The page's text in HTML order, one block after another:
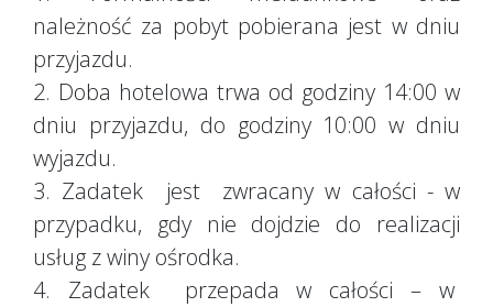
należność za pobyt pobierana jest w dniu
przyjazdu.
2. Doba hotelowa trwa od godziny 14:00 w
dniu przyjazdu, do godziny 10:00 w dniu
wyjazdu.
3. Zadatek jest zwracany w całości - w
przypadku, gdy nie dojdzie do realizacji
usług z winy ośrodka.
4. Zadatek przepada w całości – w